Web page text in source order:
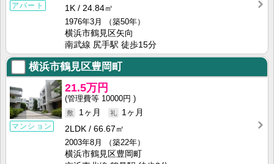
アパート
1K
24.84㎡
1976年3月
（築50年）
横浜市鶴見区矢向
南武線 尻手駅 徒歩15分
横浜市鶴見区豊岡町
マンション
21.5万円
10000円
1ヶ月
1ヶ月
2LDK
66.67㎡
2003年8月
（築22年）
横浜市鶴見区豊岡町